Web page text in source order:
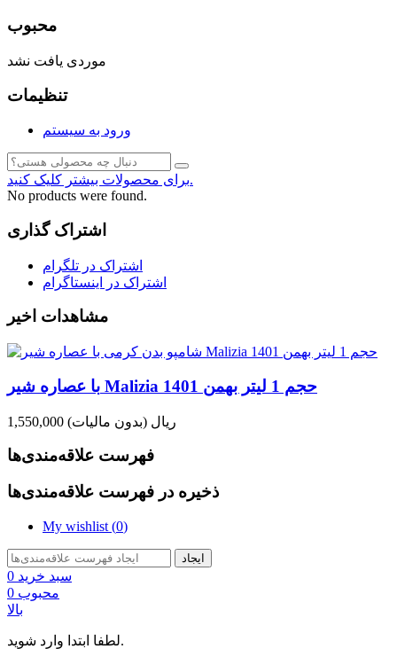
محبوب
موردی یافت نشد
تنظیمات
ورود به سیستم
برای محصولات بیشتر کلیک کنید.
No products were found.
اشتراک گذاری
اشتراک در تلگرام
اشتراک در اینستاگرام
مشاهدات اخیر
با عصاره شیر Malizia حجم 1 لیتر بهمن 1401
1,550,000 ریال (بدون مالیات)
فهرست علاقه‌مندی‌ها
ذخیره در فهرست علاقه‌مندی‌ها
My wishlist (0)
ایجاد
سبد خرید 0
محبوب 0
بالا
لطفا ابتدا وارد شوید.